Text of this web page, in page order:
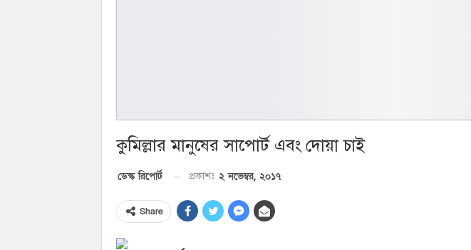
কুমিল্লার মানুষের সাপোর্ট এবং দোয়া চাই
ডেস্ক রিপোর্ট প্রকাশঃ ২ নভেম্বর, ২০১৭
Share